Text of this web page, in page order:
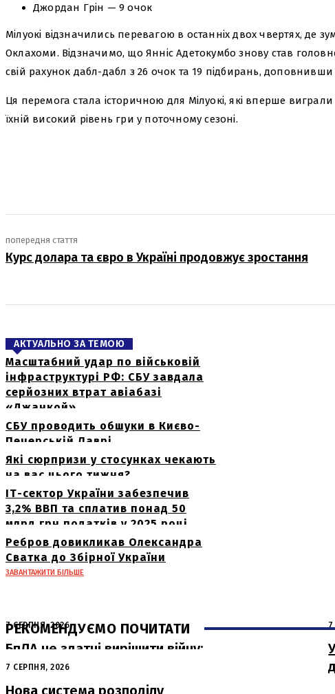
Джордан Грін — 9 очок
Мілуокі відзначились перевагою в останніх двох чвертях, де
Оклахоми. Відзначимо, що Янніс Адетокумбо знову став
свій рахунок дабл-дабл з 26 очок та 19 підбирань,
Ця перемога стала історичною для Мілуокі, які вперше
їхній високий рівень гри у поточному сезоні.
попередня стаття
Курс долара та євро в Україні продовжує зростання
АКТУАЛЬНО ЗА ТЕМОЮ
Масштабний удар по військовій
інфраструктурі РФ: СБУ завдала
серйозних втрат авіабазі
«Джанкой»
СБУ проводить обшуки в Києво-
Печерській Лаврі
Які сюрпризи у стосунках чекають
на вас цього тижня?
ІТ-сектор України забезпечив
3,2% ВВП та сплатив понад 50
млрд грн податків у 2025 році
Ребров довикликав Олександра
Сватка до Збірної України
ЗАВАНТАЖИТИ БІЛЬШЕ
РЕКОМЕНДУЄМО ПОЧИТАТИ
7 СЕРПНЯ, 2026
БпЛА не здатні вирішити війну:
експерти роз’яснили, чому авіаударів
недостатньо для досягнення миру
7
7 СЕРПНЯ, 2026
Нова система розподілу